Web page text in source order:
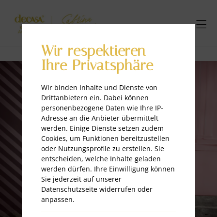
Wir respektieren
Ihre Privatsphäre
Wir binden Inhalte und Dienste von
Drittanbietern ein. Dabei können
personenbezogene Daten wie Ihre IP-
Adresse an die Anbieter übermittelt
werden. Einige Dienste setzen zudem
Cookies, um Funktionen bereitzustellen
oder Nutzungsprofile zu erstellen. Sie
entscheiden, welche Inhalte geladen
werden dürfen. Ihre Einwilligung können
Sie jederzeit auf unserer
Datenschutzseite widerrufen oder
anpassen.